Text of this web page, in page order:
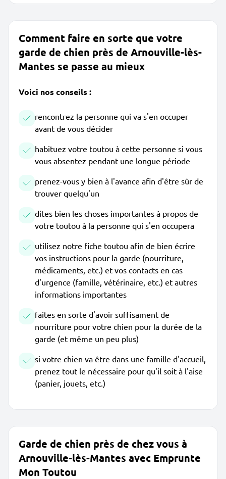
Comment faire en sorte que votre
garde de chien près de Arnouville-lès-
Mantes se passe au mieux
Voici nos conseils :
rencontrez la personne qui va s'en occuper
avant de vous décider
habituez votre toutou à cette personne si vous
vous absentez pendant une longue période
prenez-vous y bien à l'avance afin d'être sûr de
trouver quelqu'un
dites bien les choses importantes à propos de
votre toutou à la personne qui s'en occupera
utilisez notre fiche toutou afin de bien écrire
vos instructions pour la garde (nourriture,
médicaments, etc.) et vos contacts en cas
d'urgence (famille, vétérinaire, etc.) et autres
informations importantes
faites en sorte d'avoir suffisament de
nourriture pour votre chien pour la durée de la
garde (et même un peu plus)
si votre chien va être dans une famille d'accueil,
prenez tout le nécessaire pour qu'il soit à l'aise
(panier, jouets, etc.)
Garde de chien près de chez vous à
Arnouville-lès-Mantes avec Emprunte
Mon Toutou